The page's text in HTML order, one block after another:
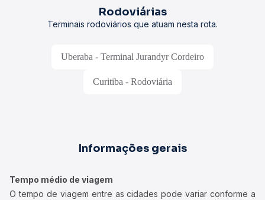
Rodoviárias
Terminais rodoviários que atuam nesta rota.
Uberaba - Terminal Jurandyr Cordeiro
Curitiba - Rodoviária
Informações gerais
Tempo médio de viagem
O tempo de viagem entre as cidades pode variar conforme a